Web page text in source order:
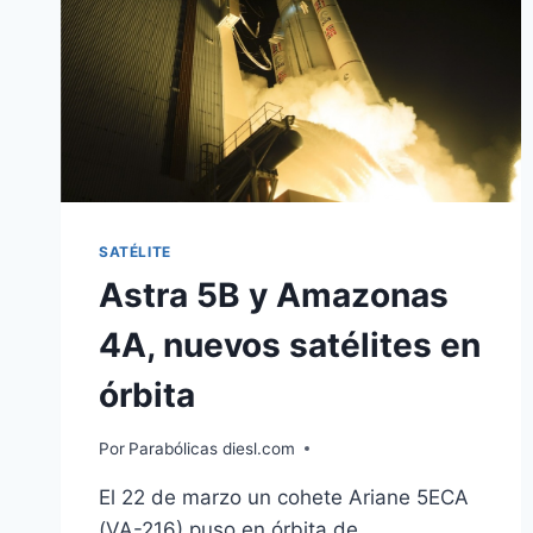
SATÉLITE
Astra 5B y Amazonas
4A, nuevos satélites en
órbita
Por Parabólicas diesl.com
El 22 de marzo un cohete Ariane 5ECA